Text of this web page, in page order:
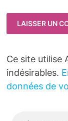
Ce site utilise
indésirables.
données de